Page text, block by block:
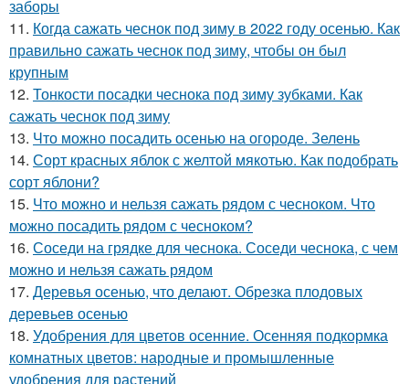
заборы
11. Когда сажать чеснок под зиму в 2022 году осенью. Как
правильно сажать чеснок под зиму, чтобы он был
крупным
12. Тонкости посадки чеснока под зиму зубками. Как
сажать чеснок под зиму
13. Что можно посадить осенью на огороде. Зелень
14. Сорт красных яблок с желтой мякотью. Как подобрать
сорт яблони?
15. Что можно и нельзя сажать рядом с чесноком. Что
можно посадить рядом с чесноком?
16. Соседи на грядке для чеснока. Соседи чеснока, с чем
можно и нельзя сажать рядом
17. Деревья осенью, что делают. Обрезка плодовых
деревьев осенью
18. Удобрения для цветов осенние. Осенняя подкормка
комнатных цветов: народные и промышленные
удобрения для растений